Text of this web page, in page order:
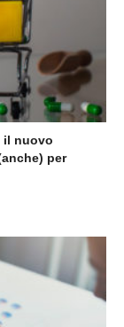
il nuovo
per